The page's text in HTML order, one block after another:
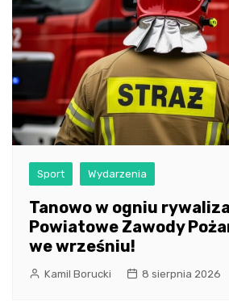
Sport Wydarzenia
Tanowo w ogniu
Powiatowe Zawody
we wrześniu!
Kamil Borucki 8 sierpnia 2026